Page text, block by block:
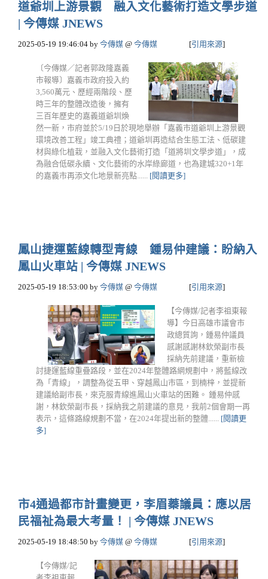
道爺圳上游景觀 融入文化藝術打造文學步道
| 今傳媒 JNEWS
2025-05-19 19:46:04 by 今傳媒 @ 今傳媒 [引用來源]
〔今傳媒／記者郭政隆嘉義
市報導〕嘉義市政府投入約
3,560萬元、歷經兩階段、歷
時三年的整體改造後，擁有
三百年歷史的嘉義道爺圳煥
然一新，市府並於5/19日於現地舉辦「嘉義市道爺圳上游景觀
環境改善工程」竣工典禮；道爺圳再造結合生態工法、低碳建
材與綠化植栽，並融入文化藝術打造「道將圳文學步道」，成
為融合低碳永續、文化藝術的水岸綠廊道，也為建城320+1年
的嘉義市再添文化地景新亮點...... [閱讀更多]
鳳山捷運藍線轉型青線 鍾易仲建議：盼納入
鳳山火車站 | 今傳媒 JNEWS
2025-05-19 18:53:00 by 今傳媒 @ 今傳媒 [引用來源]
【今傳媒/記者李祖東報
導】今日高雄市議會市
政總質詢，鍾易仲議員
感謝感謝林欽榮副市長
採納先前建議，重新檢
討捷運藍線重疊路段，並在2024年整體路網規劃中，將藍線改
為「青線」，調整為從五甲、穿越鳳山市區，到楠梓，並提新
建議給副市長，來克服青線進鳳山火車站的困難。 鍾易仲感
謝，林欽榮副市長，採納我之前建議的意見，我前2個會期一再
表示，這條路線規劃不當，在2024年提出新的整體...... [閱讀更
多]
市4通過都市計畫變更，李眉蓁議員：應以居
民福祉為最大考量！ | 今傳媒 JNEWS
2025-05-19 18:48:50 by 今傳媒 @ 今傳媒 [引用來源]
【今傳媒/記